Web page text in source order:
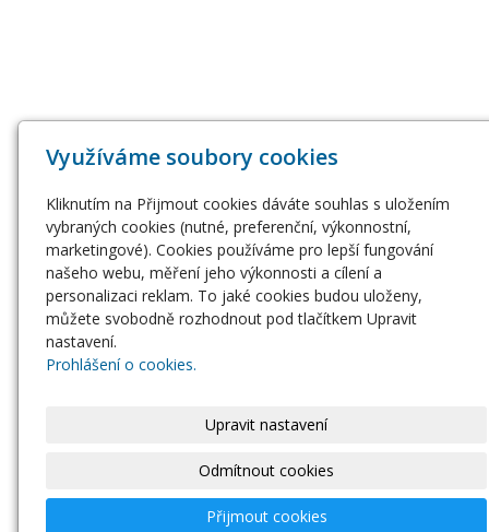
Využíváme soubory cookies
Kliknutím na Přijmout cookies dáváte souhlas s uložením
vybraných cookies (nutné, preferenční, výkonnostní,
marketingové). Cookies používáme pro lepší fungování
našeho webu, měření jeho výkonnosti a cílení a
personalizaci reklam. To jaké cookies budou uloženy,
můžete svobodně rozhodnout pod tlačítkem Upravit
nastavení.
Prohlášení o cookies.
Upravit nastavení
Odmítnout cookies
Přijmout cookies